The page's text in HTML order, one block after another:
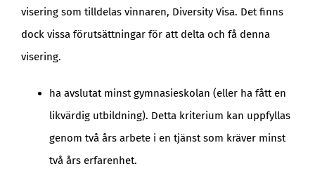
visering som tilldelas vinnaren, Diversity Visa. Det finns
dock vissa förutsättningar för att delta och få denna
visering.
ha avslutat minst gymnasieskolan (eller ha fått en
likvärdig utbildning). Detta kriterium kan uppfyllas
genom två års arbete i en tjänst som kräver minst
två års erfarenhet.